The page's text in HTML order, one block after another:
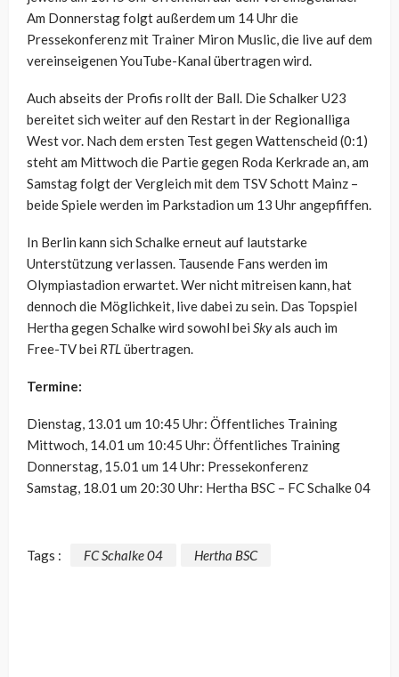
Am Donnerstag folgt außerdem um 14 Uhr die
Pressekonferenz mit Trainer Miron Muslic, die live auf dem
vereinseigenen YouTube-Kanal übertragen wird.
Auch abseits der Profis rollt der Ball. Die Schalker U23
bereitet sich weiter auf den Restart in der Regionalliga
West vor. Nach dem ersten Test gegen Wattenscheid (0:1)
steht am Mittwoch die Partie gegen Roda Kerkrade an, am
Samstag folgt der Vergleich mit dem TSV Schott Mainz –
beide Spiele werden im Parkstadion um 13 Uhr angepfiffen.
In Berlin kann sich Schalke erneut auf lautstarke
Unterstützung verlassen. Tausende Fans werden im
Olympiastadion erwartet. Wer nicht mitreisen kann, hat
dennoch die Möglichkeit, live dabei zu sein. Das Topspiel
Hertha gegen Schalke wird sowohl bei Skyals auch im
Free-TV bei RTLübertragen.
Termine:
Dienstag, 13.01 um 10:45 Uhr: Öffentliches Training
Mittwoch, 14.01 um 10:45 Uhr: Öffentliches Training
Donnerstag, 15.01 um 14 Uhr: Pressekonferenz
Samstag, 18.01 um 20:30 Uhr: Hertha BSC – FC Schalke 04
Tags : FC Schalke 04 Hertha BSC